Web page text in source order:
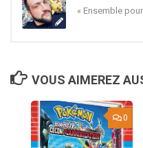
« Ensemble
VOUS AIMEREZ
0